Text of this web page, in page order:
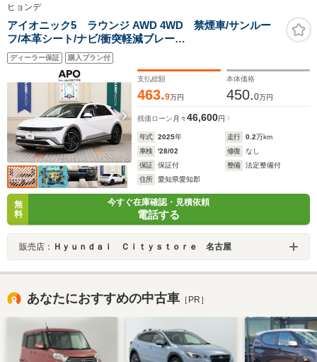
ヒョンデ
アイオニック5 ラウンジ AWD 4WD 禁煙車/サンルー
フ/本革シート/ナビ/衝突軽減ブレー
キ/ACC/Carplay/AndroidAuto/デジタルインナーミラー/
ヘッドアップディスプレイ/BOSEサウンドシステム/20イ
ンチアルミ/ベンチレーション/全周囲カメラ/
ディーラー保証 購入プラン付
支払総額
463.9万円
本体価格
450.0万円
残価ローン 月々46,600円
年式 2025年 走行 0.2万km
車検
'28/02 修復
なし
保証
保証付 整備
法定整備付
住所
愛知県愛知郡
無
料
今すぐ在庫確認・見積依頼
電話する
販売店： Ｈｙｕｎｄａｉ Ｃｉｔｙｓｔｏｒｅ 名古屋
あなたにおすすめの中古車 ［PR］